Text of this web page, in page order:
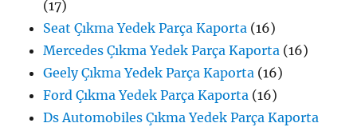
(17)
Seat Çıkma Yedek Parça Kaporta (16)
Mercedes Çıkma Yedek Parça Kaporta (16)
Geely Çıkma Yedek Parça Kaporta (16)
Ford Çıkma Yedek Parça Kaporta (16)
Ds Automobiles Çıkma Yedek Parça Kaporta